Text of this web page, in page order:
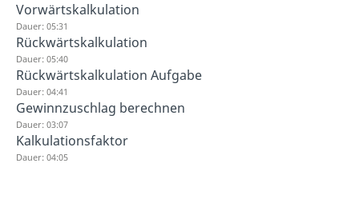
Vorwärtskalkulation
Dauer: 05:31
Rückwärtskalkulation
Dauer: 05:40
Rückwärtskalkulation Aufgabe
Dauer: 04:41
Gewinnzuschlag berechnen
Dauer: 03:07
Kalkulationsfaktor
Dauer: 04:05